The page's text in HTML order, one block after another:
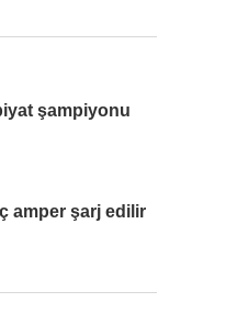
şampiyonu
amper şarj edilir